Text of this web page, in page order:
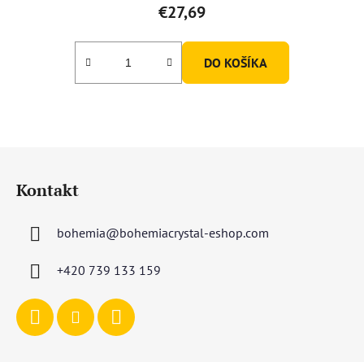
€27,69
DO KOŠÍKA
Kontakt
bohemia@bohemiacrystal-eshop.com
+420 739 133 159